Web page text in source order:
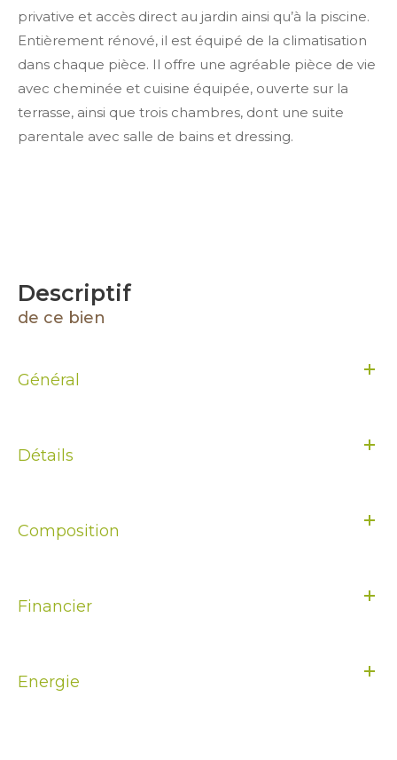
privative et accès direct au jardin ainsi qu’à la piscine.
Entièrement rénové, il est équipé de la climatisation
dans chaque pièce. Il offre une agréable pièce de vie
avec cheminée et cuisine équipée, ouverte sur la
terrasse, ainsi que trois chambres, dont une suite
parentale avec salle de bains et dressing.
descriptif
de ce bien
Général
Détails
Composition
Financier
Energie